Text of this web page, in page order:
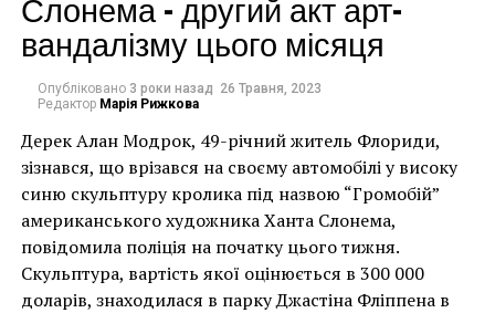
Чоловік позує під макетом чайки, яка ось-ось
накинеться на упаковку чіпсів – сюжет графіті, що
має ознаки вуличного художника Бенксі, на стіні в
Лоустофті на східному узбережжі Англії 8 серпня 2021
року. (Фото Джастіна Талліса / AFP)
В інтерв’ю “Таймс” пан Куттс сказав:
вандалізму цього місяця
Опубліковано 3 роки назад 26 Травня, 2023
Редактор Марія Рижкова
Дерек Алан Модрок, 49-річний житель Флориди,
зізнався, що врізався на своєму автомобілі у високу
синю скульптуру кролика під назвою “Громобій”
американського художника Ханта Слонема,
повідомила поліція на початку цього тижня.
Скульптура, вартість якої оцінюється в 300 000
доларів, знаходилася в парку Джастіна Фліппена в